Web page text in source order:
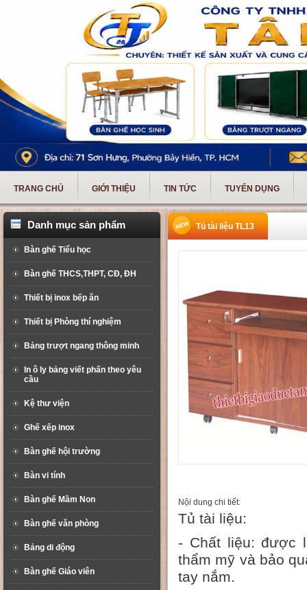
TRANG CHỦ GIỚI THIỆU TIN TỨC TUYỂN DỤNG
Danh mục sản phẩm
Bàn ghế Tiểu học
Bàn ghế THCS,THPT, CĐ, ĐH
Thiết bị inox bếp ăn
Thiết bị Phòng thí nghiệm
Bảng trượt ngang thông minh
In ô ly bảng viết phấn theo yêu
cầu
Kệ thư viện
Ghế xếp inox
Bàn ghế hội trường
Bàn vi tính
Bàn ghế Mầm Non
Bàn ghế văn phòng
Bảng di động
Bàn ghế Giáo viên
Tủ tài liệu TL13
Nội dung chi tiết:
Tủ tài liệu:
- Chất liệu: được
thẩm mỹ và bảo
tay nắm.